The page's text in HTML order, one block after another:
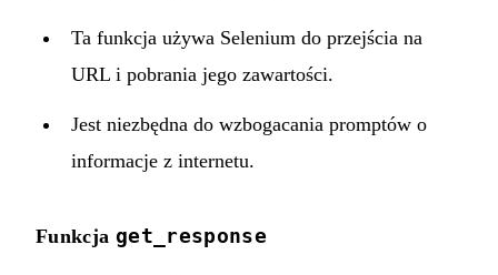
Ta funkcja używa Selenium do przejścia na
URL i pobrania jego zawartości.
Jest niezbędna do wzbogacania promptów o
informacje z internetu.
Funkcja get_response